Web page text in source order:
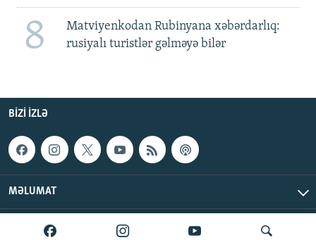
8
Matviyenkodan Rubinyana xəbərdarlıq:
rusiyalı turistlər gəlməyə bilər
BIZI IZLƏ
MƏLUMAT
AzadlıqRadiosu © 2026 Inc. | Bütün hüquqlar qorunur